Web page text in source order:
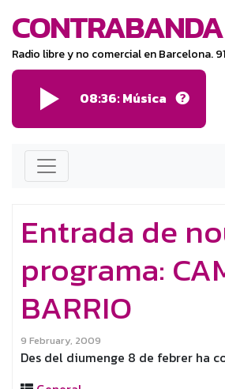
Radio libre y no comercial en Barcelona.
08:36: Música
Entrada de
programa:
BARRIO
9 February, 2009
Des del diumenge 8 de febrer ha